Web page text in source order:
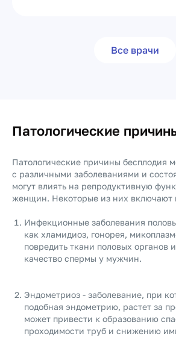
Все врачи
Патологические
Патологические причины бесплодия
с различными заболеваниями и
могут влиять на репродуктивную
женщин. Некоторые из них включают
Инфекционные заболевания
как хламидиоз, гонорея,
повредить ткани половых органов
качество спермы у мужчин.
Эндометриоз - заболевание, при
подобная эндометрию, растет за
может привести к образованию
проходимости труб и снижению